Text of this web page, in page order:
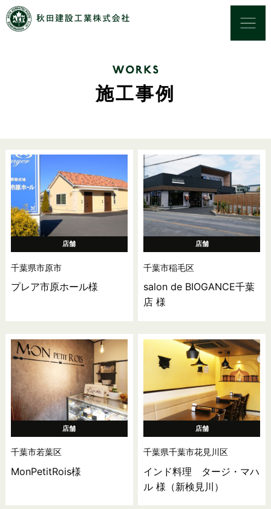
施工事例
店舗
千葉県市原市
プレア市原ホール様
店舗
千葉市稲毛区
salon de BIOGANCE千葉
店 様
店舗
千葉市若葉区
MonPetitRois様
店舗
千葉県千葉市花見川区
インド料理 タージ・マハ
ル 様（新検見川）